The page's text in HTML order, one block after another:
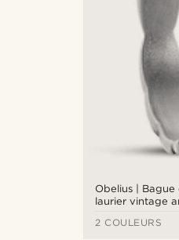
Obelius | Bague
laurier vintage
2 COULEURS